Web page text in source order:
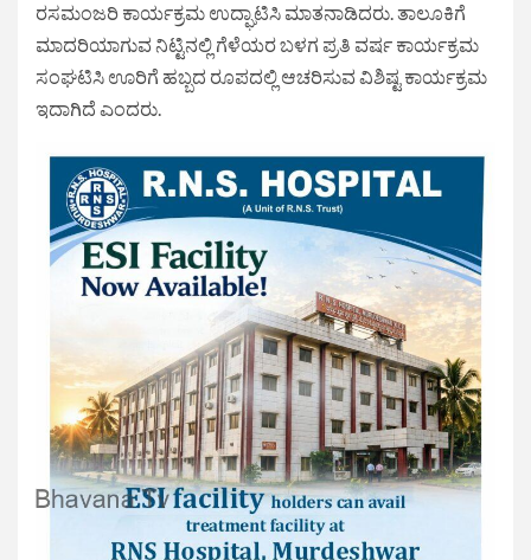
ರಸಮಂಜರಿ ಕಾರ್ಯಕ್ರಮ ಉದ್ಘಾಟಿಸಿ ಮಾತನಾಡಿದರು. ತಾಲೂಕಿಗೆ
ಮಾದರಿಯಾಗುವ ನಿಟ್ಟಿನಲ್ಲಿ ಗೆಳೆಯರ ಬಳಗ ಪ್ರತಿ ವರ್ಷ ಕಾರ್ಯಕ್ರಮ
ಸಂಘಟಿಸಿ ಊರಿಗೆ ಹಬ್ಬದ ರೂಪದಲ್ಲಿ ಆಚರಿಸುವ ವಿಶಿಷ್ಟ ಕಾರ್ಯಕ್ರಮ
ಇದಾಗಿದೆ ಎಂದರು.